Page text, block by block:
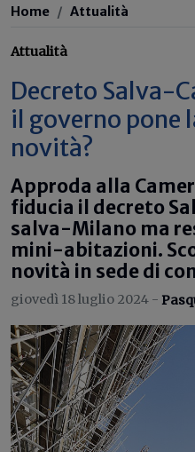
Home Attualità
Attualità
Decreto Salva-
il governo pone
novità?
Approda alla
fiducia il decreto
salva-Milano ma
mini-abitazioni.
novità in sede di
giovedì 18 luglio 2024 -